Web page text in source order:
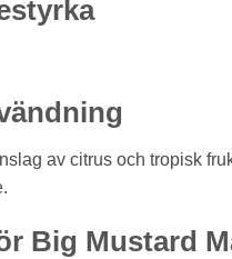
av citrus och tropisk
Big Mustard